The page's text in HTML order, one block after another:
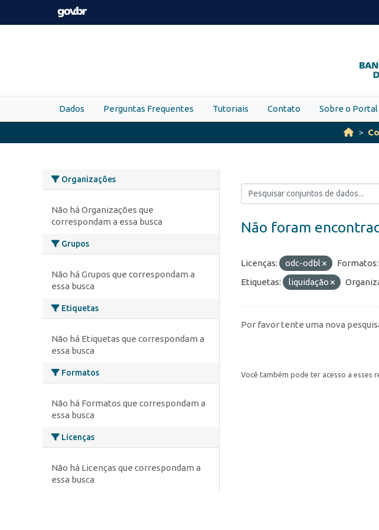
Skip to main content
Dados Perguntas Frequentes Tutoriais Contato Sobre o Portal
Organizações
Não há Organizações que
correspondam a essa busca
Grupos
Não há Grupos que correspondam a
essa busca
Etiquetas
Não há Etiquetas que correspondam a
essa busca
Formatos
Não há Formatos que correspondam a
essa busca
Licenças
Não há Licenças que correspondam a
essa busca
Não foram
Licenças: odc-odbl Formatos:
Etiquetas:
liquidação
Por favor tente uma nova
Você também pode ter acesso a esses